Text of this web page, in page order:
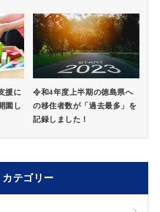
援に
園し
令和4年度上半期の徳島県へ
の移住者数が「過去最多」を
記録しました！
カテゴリー